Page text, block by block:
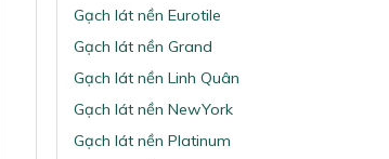
Gạch lát nền Eurotile
Gạch lát nền Grand
Gạch lát nền Linh Quân
Gạch lát nền NewYork
Gạch lát nền Platinum